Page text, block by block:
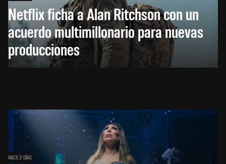
Netflix ficha a Alan Ritchson con un
acuerdo multimillonario para nuevas
producciones
HACE 3 DÍAS